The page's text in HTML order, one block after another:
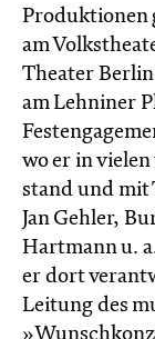
Produktionen
am
Theater
am Lehniner
wo er in
stand und mit
Jan Gehler,
Hartmann u.
er dort
Leitung des